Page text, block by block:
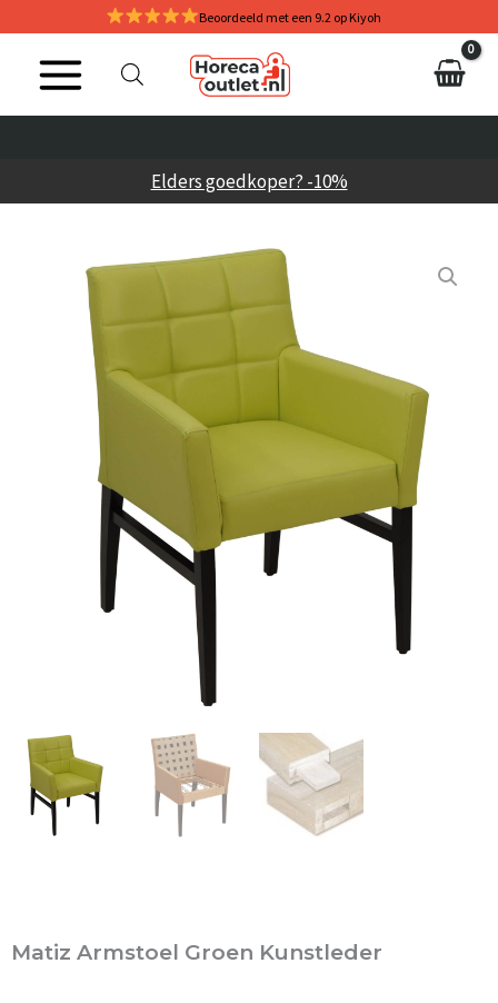
Beoordeeld met een 9.2 op Kiyoh
Elders goedkoper? -10%
Matiz Armstoel Groen Kunstleder